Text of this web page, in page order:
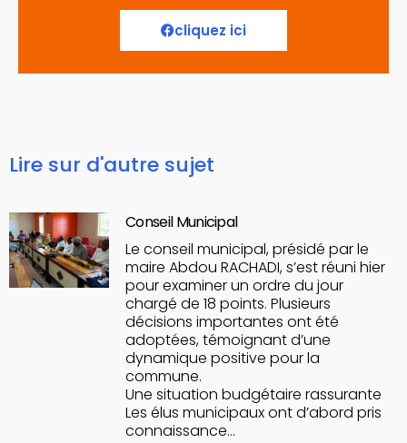
cliquez ici
Lire sur d'autre sujet
Conseil Municipal
Le conseil municipal, présidé par le
maire Abdou RACHADI, s’est réuni hier
pour examiner un ordre du jour
chargé de 18 points. Plusieurs
décisions importantes ont été
adoptées, témoignant d’une
dynamique positive pour la
commune.
Une situation budgétaire rassurante
Les élus municipaux ont d’abord pris
connaissance…